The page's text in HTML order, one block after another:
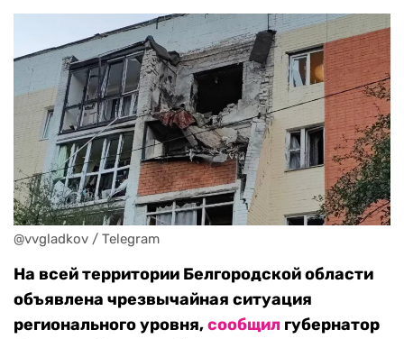
@vvgladkov / Telegram
На всей территории Белгородской области
объявлена чрезвычайная ситуация
регионального уровня,сообщил губернатор